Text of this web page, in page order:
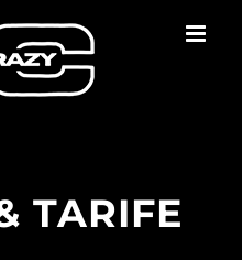
TARIFE